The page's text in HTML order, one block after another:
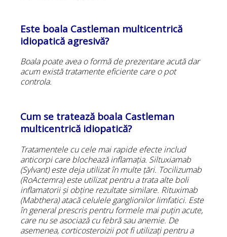
Este boala Castleman multicentrică
idiopatică agresivă?
Boala poate avea o formă de prezentare acută dar
acum există tratamente eficiente care o pot
controla.
Cum se tratează boala Castleman
multicentrică idiopatică?
Tratamentele cu cele mai rapide efecte includ
anticorpi care blochează inflamația. Siltuxiamab
(Sylvant) este deja utilizat în multe țări. Tocilizumab
(RoActemra) este utilizat pentru a trata alte boli
inflamatorii și obține rezultate similare. Rituximab
(Mabthera) atacă celulele ganglionilor limfatici. Este
în general prescris pentru formele mai puțin acute,
care nu se asociază cu febră sau anemie. De
asemenea, corticosteroizii pot fi utilizați pentru a